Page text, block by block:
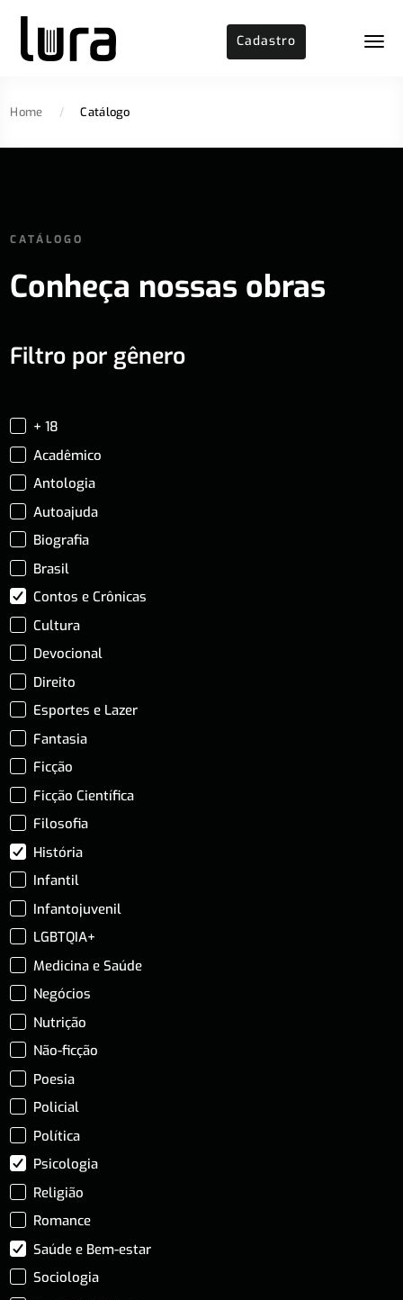
Cadastro
Home / Catálogo
CATÁLOGO
Conheça nossas obras
Filtro por gênero
+ 18
Acadêmico
Antologia
Autoajuda
Biografia
Brasil
Contos e Crônicas
Cultura
Devocional
Direito
Esportes e Lazer
Fantasia
Ficção
Ficção Científica
Filosofia
História
Infantil
Infantojuvenil
LGBTQIA+
Medicina e Saúde
Negócios
Nutrição
Não-ficção
Poesia
Policial
Política
Psicologia
Religião
Romance
Saúde e Bem-estar
Sociologia